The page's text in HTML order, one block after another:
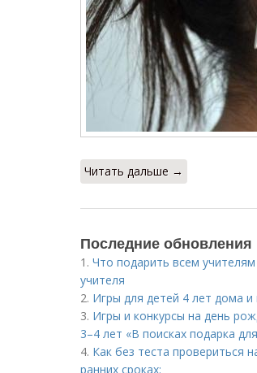
Читать дальше →
Последние обновления
1. Что подарить всем
учителя
2. Игры для детей 4 лет дома
3. Игры и конкурсы на день
3–4 лет «В поисках подарка
4. Как без теста провериться
ранних сроках: